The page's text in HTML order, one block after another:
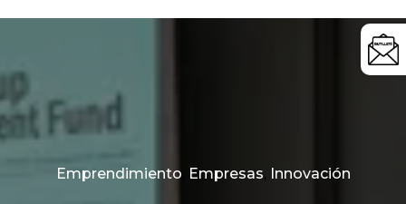
Categories
Emprendimiento Empresas, Innovación